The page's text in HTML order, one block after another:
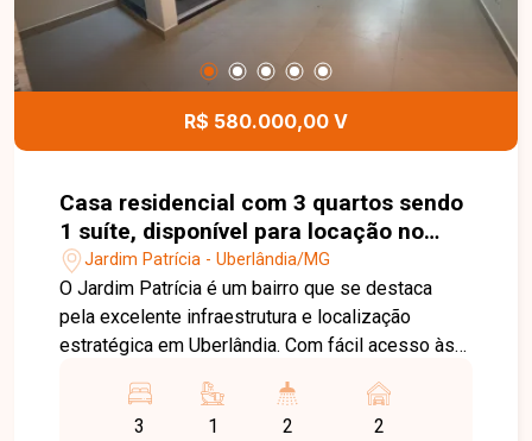
R$ 580.000,00 V
Casa residencial com 3 quartos sendo
1 suíte, disponível para locação no
bairro Jardim Patrícia em Uberlândia-
MG
Jardim Patrícia - Uberlândia/MG
O Jardim Patrícia é um bairro que se destaca
pela excelente infraestrutura e localização
estratégica em Uberlândia. Com fácil acesso às
supermercados, escolas, farmácias, comércios e
diversos serviços, proporcionando praticidade e
3 1 2 2